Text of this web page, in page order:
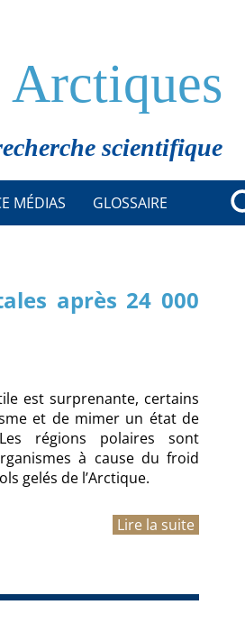
Arctiques
scientifique
MÉDIAS GLOSSAIRE
après 24 000
est surprenante, certains
et de mimer un état de
régions polaires sont
à cause du froid
gelés de l’Arctique.
Lire la suite